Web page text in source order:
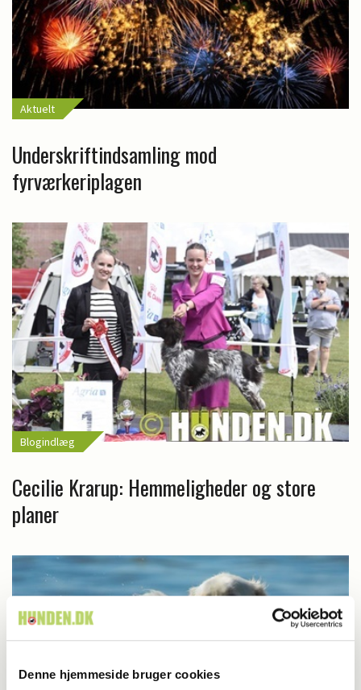
Denne hjemmeside bruger cookies
Aktuelt
Underskriftindsamling mod
fyrværkeriplagen
Blogindlæg
Cecilie Krarup: Hemmeligheder og store
planer